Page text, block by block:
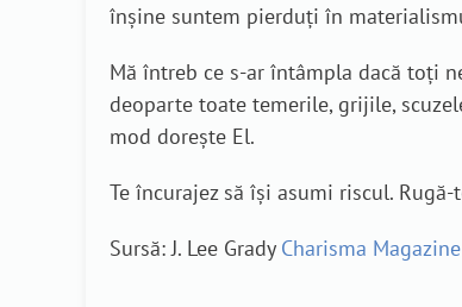
înșine suntem pierduți în
Mă întreb ce s-ar întâmpla dacă toți
deoparte toate temerile, grijile,
mod dorește El.
Te încurajez să își asumi riscul.
Sursă: J. Lee Grady Charisma Magazine